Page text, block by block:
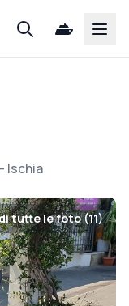
- Ischia
tutte le foto (11)